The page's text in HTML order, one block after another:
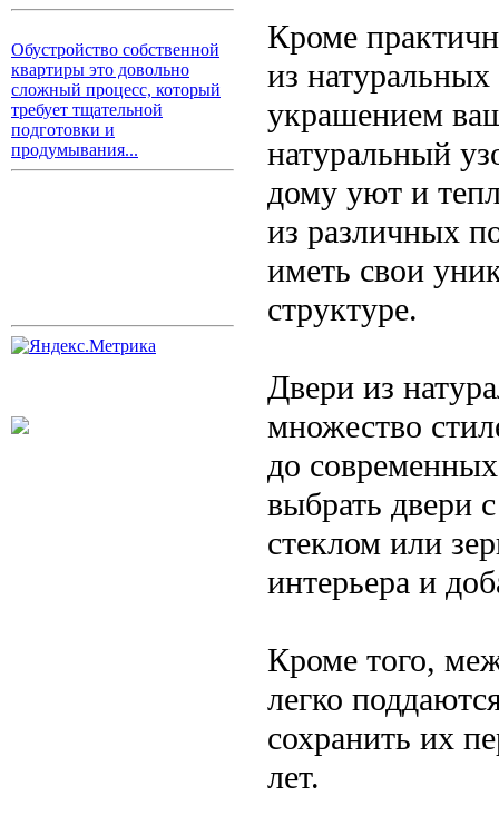
Обустройство собственной
квартиры это довольно
сложный процесс, который
требует тщательной
подготовки и
продумывания...
Кроме
из
украшением
натуральный
дому уют и
из различных
иметь свои
структуре.
Двери из
множество
до
выбрать двери
стеклом или
интерьера и
Кроме того,
легко
сохранить их
лет.